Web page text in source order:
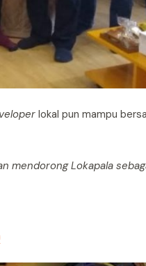
lokal pun mampu
mendorong Lokapala